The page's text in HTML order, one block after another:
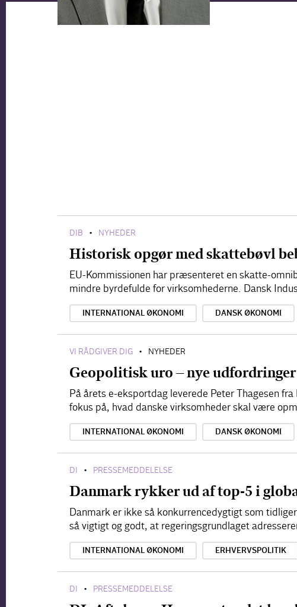
DIB • NYHEDER
Historisk opgør med skattebøvl
EU-Kommissionen har præsenteret en skatte-
mindre byrdefulde for virksomhederne. Dansk
INTERNATIONAL ØKONOMI DANSK ØKONOMI
VI RÅDGIVER DIG • NYHEDER
Geopolitisk uro – nye
På årets e-eksportdag leverede Peter Thagesen
fokus på, hvad danske virksomheder skal være
INTERNATIONAL ØKONOMI DANSK ØKONOMI
DI • PRESSEMEDDELELSE
Danmark rykker ud af top-5 i
Danmark er ikke så konkurrencedygtigt som
så vigtigt og godt, at regeringsgrundlaget
INTERNATIONAL ØKONOMI ERHVERVSPOLITIK
DI • PRESSEMEDDELELSE